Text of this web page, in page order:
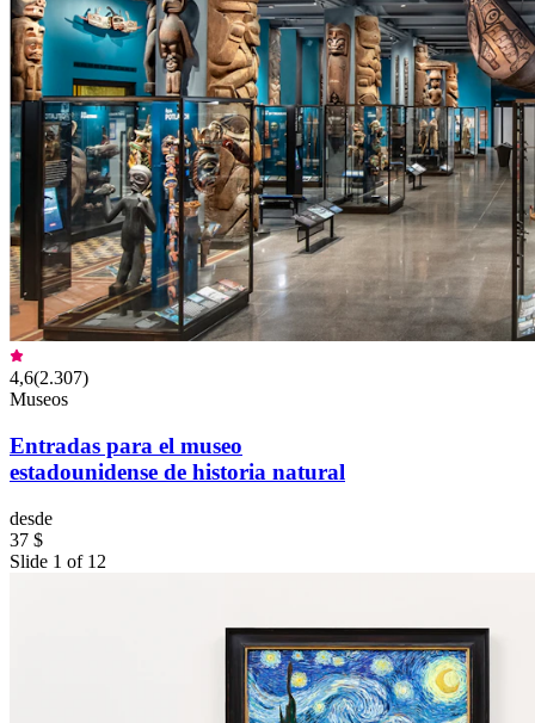
4,6(2.307)
Museos
Entradas para el museo
estadounidense de historia natural
desde
37 $
Slide 1 of 12